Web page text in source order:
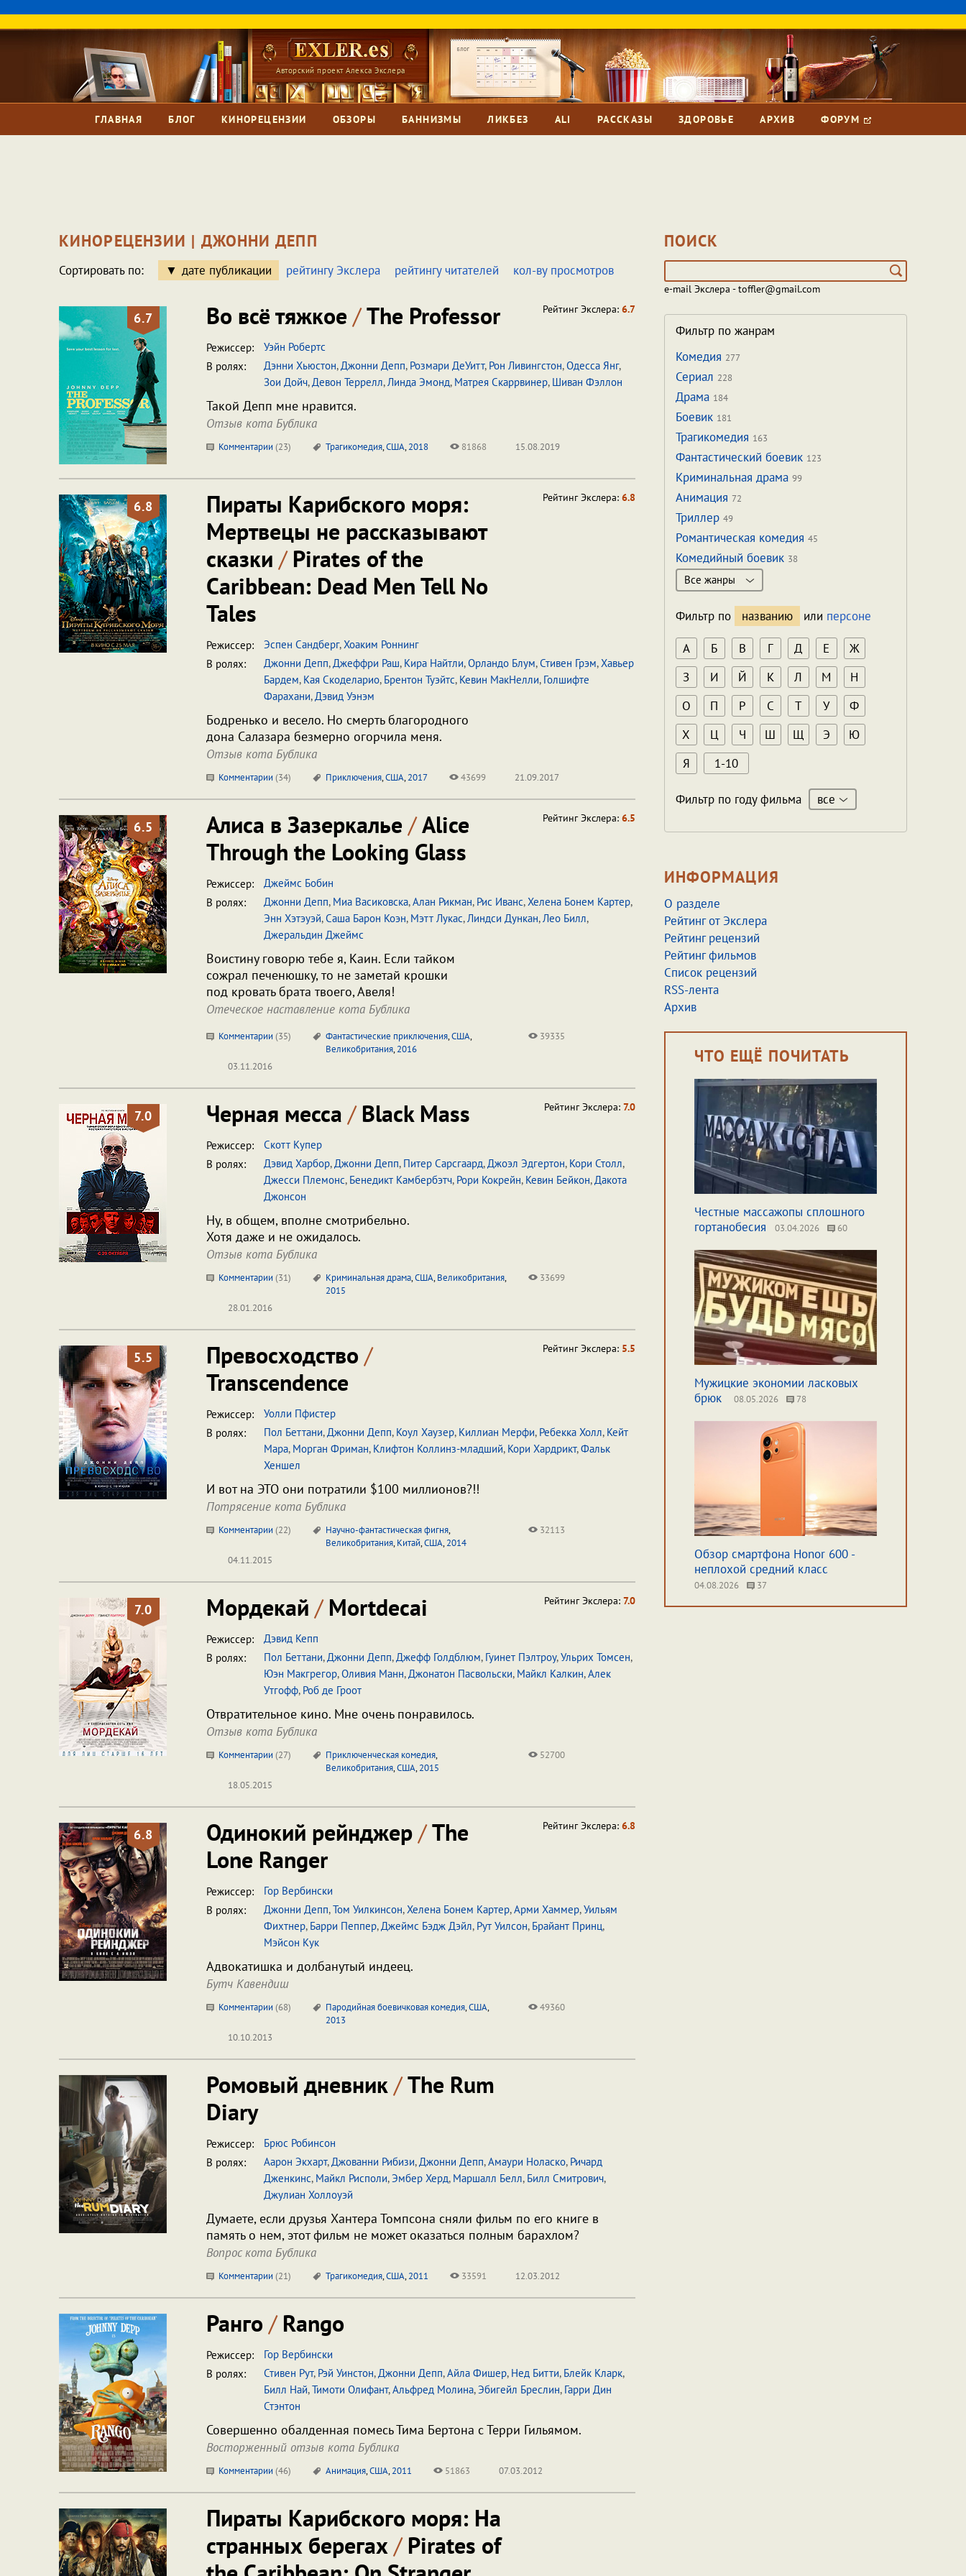
Авторский проект Алекса Экслера
ГЛАВНАЯ БЛОГ КИНОРЕЦЕНЗИИ ОБЗОРЫ БАННИЗМЫ ЛИКБЕЗ ALI РАССКАЗЫ ЗДОРОВЬЕ АРХИВ ФОРУМ
КИНОРЕЦЕНЗИИ | ДЖОННИ ДЕПП
Сортировать по: дате публикации рейтингу Экслера рейтингу читателей кол-ву просмотров
6.7 Во всё тяжкое/The Professor Рейтинг Экслера: 6.7
Режиссер:
Уэйн Робертс
В ролях:
Дэнни Хьюстон,Джонни Депп, Розмари ДеУитт, Рон Ливингстон,Одесса Янг,
Зои Дойч,Девон Террелл,Линда Эмонд, Матрея Скаррвинер, Шиван Фэллон
Такой Депп мне нравится.
Отзыв кота Бублика
Комментарии (23) Трагикомедия,США,2018 81868 15.08.2019
6.8
Пираты Карибского моря:
Мертвецы не рассказывают
сказки /Pirates of the
Caribbean: Dead Men Tell No
Tales
Рейтинг Экслера: 6.8
Режиссер: Эспен Сандберг,Хоаким Роннинг
В ролях:
Джонни Депп,Джеффри Раш, Кира Найтли,Орландо Блум,Стивен Грэм,Хавьер
Бардем, Кая Скоделарио, Брентон Туэйтс, Кевин МакНелли, Голшифте
Фарахани,Дэвид Уэнэм
Бодренько и весело. Но смерть благородного
дона Салазара безмерно огорчила меня.
Отзыв кота Бублика
Комментарии (34) Приключения,США,2017 43699 21.09.2017
6.5 Алиса в Зазеркалье/Alice
Through the Looking Glass
Рейтинг Экслера: 6.5
Режиссер:
Джеймс Бобин
В ролях:
Джонни Депп, Миа Васиковска,Алан Рикман, Рис Иванс,Хелена Бонем Картер,
Энн Хэтэуэй,Саша Барон Коэн, Мэтт Лукас,Линдси Дункан,Лео Билл,
Джеральдин Джеймс
Воистину говорю тебе я, Каин. Если тайком
сожрал печенюшку, то не заметай крошки
под кровать брата твоего, Авеля!
Отеческое наставление кота Бублика
Комментарии (35) Фантастические приключения,США,
Великобритания,2016
39335
03.11.2016
7.0 Черная месса /Black Mass Рейтинг Экслера: 7.0
Режиссер:
Скотт Купер
В ролях:
Дэвид Харбор,Джонни Депп, Питер Сарсгаард,Джоэл Эдгертон, Кори Столл,
Джесси Племонс, Бенедикт Камбербэтч, Рори Кокрейн, Кевин Бейкон,Дакота
Джонсон
Ну, в общем, вполне смотрибельно.
Хотя даже и не ожидалось.
Отзыв кота Бублика
Комментарии (31) Криминальная драма,США,Великобритания,
2015
33699
28.01.2016
5.5 Превосходство /
Transcendence
Рейтинг Экслера: 5.5
Режиссер:
Уолли Пфистер
В ролях:
Пол Беттани,Джонни Депп, Коул Хаузер, Киллиан Мерфи, Ребекка Холл, Кейт
Мара, Морган Фриман, Клифтон Коллинз-младший, Кори Хардрикт,Фальк
Хеншел
И вот на ЭТО они потратили $100 миллионов?!!
Потрясение кота Бублика
Комментарии (22) Научно-фантастическая фигня,
Великобритания,Китай,США,2014
32113
04.11.2015
7.0 Мордекай /Mortdecai Рейтинг Экслера: 7.0
Режиссер:
Дэвид Кепп
В ролях:
Пол Беттани,Джонни Депп,Джефф Голдблюм, Гуинет Пэлтроу,Ульрих Томсен,
Юэн Макгрегор,Оливия Манн,Джонатон Пасвольски, Майкл Калкин,Алек
Утгофф, Роб де Гроот
Отвратительное кино. Мне очень понравилось.
Отзыв кота Бублика
Комментарии (27) Приключенческая комедия,
Великобритания,США,2015
52700
18.05.2015
6.8 Одинокий рейнджер/The
Lone Ranger
Рейтинг Экслера: 6.8
Режиссер:
Гор Вербински
В ролях:
Джонни Депп,Том Уилкинсон,Хелена Бонем Картер,Арми Хаммер,Уильям
Фихтнер, Барри Пеппер,Джеймс Бэдж Дэйл, Рут Уилсон, Брайант Принц,
Мэйсон Кук
Адвокатишка и долбанутый индеец.
Бутч Кавендиш
Комментарии (68) Пародийная боевичковая комедия,США,
2013
49360
10.10.2013
Ромовый дневник/The Rum
Diary
Режиссер:
Брюс Робинсон
В ролях:
Аарон Экхарт,Джованни Рибизи,Джонни Депп,Амаури Ноласко, Ричард
Дженкинс, Майкл Рисполи,Эмбер Херд, Маршалл Белл, Билл Смитрович,
Джулиан Холлоуэй
Думаете, если друзья Хантера Томпсона сняли фильм по его книге в
память о нем, этот фильм не может оказаться полным барахлом?
Вопрос кота Бублика
Комментарии (21) Трагикомедия,США,2011 33591 12.03.2012
Ранго /Rango
Режиссер:
Гор Вербински
В ролях:
Стивен Рут, Рэй Уинстон,Джонни Депп,Айла Фишер, Нед Битти, Блейк Кларк,
Билл Най,Тимоти Олифант,Альфред Молина,Эбигейл Бреслин, Гарри Дин
Стэнтон
Совершенно обалденная помесь Тима Бертона с Терри Гильямом.
Восторженный отзыв кота Бублика
Комментарии (46) Анимация,США,2011 51863 07.03.2012
Пираты Карибского моря: На
странных берегах/Pirates of
ПОИСК
e-mail Экслера - toffler@gmail.com
Фильтр по жанрам
Комедия 277
Сериал 228
Драма 184
Боевик 181
Трагикомедия 163
Фантастический боевик 123
Криминальная драма 99
Анимация 72
Триллер 49
Романтическая комедия 45
Комедийный боевик 38
Все жанры
Фильтр по названию или персоне
А Б В Г Д Е
Ж
З
И Й К Л М
Н
О
П Р С Т У
Ф
Х
Ц Ч Ш Щ Э
Ю
Я
1-10
Фильтр по году фильма все
ИНФОРМАЦИЯ
О разделе
Рейтинг от Экслера
Рейтинг рецензий
Рейтинг фильмов
Список рецензий
RSS-лента
Архив
ЧТО ЕЩЁ ПОЧИТАТЬ
Честные массажопы сплошного
гортанобесия
03.04.2026 60
Мужицкие экономии ласковых
брюк
08.05.2026 78
Обзор смартфона Honor 600 -
неплохой средний класс
04.08.2026 37